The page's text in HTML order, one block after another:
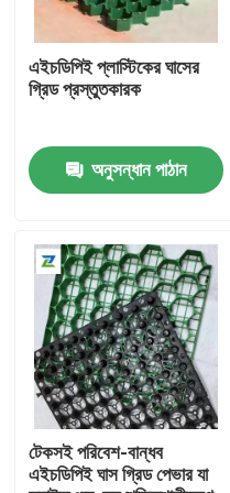
পণ্য
ভিডিও
VR প্রদর্শন
এইচডিপিই প্লাস্টিকের ঘাসের
গ্রিড প্রস্তুতকারক
অনুসন্ধান পাঠান
টেকসই পরিবেশ-বান্ধব
এইচডিপিই ঘাস গ্রিড পেভার যা